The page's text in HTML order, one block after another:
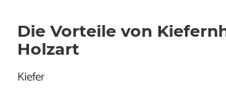
Die Vorteile von
Holzart
Kiefer